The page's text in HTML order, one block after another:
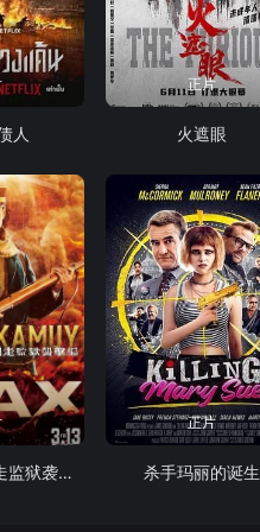
人
正片
火遮眼
黄金神威：网走监狱袭击篇
正片
杀手玛丽的诞生